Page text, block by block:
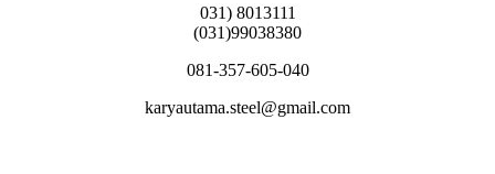
031) 8013111
(031)99038380
081-357-605-040
karyautama.steel@gmail.com